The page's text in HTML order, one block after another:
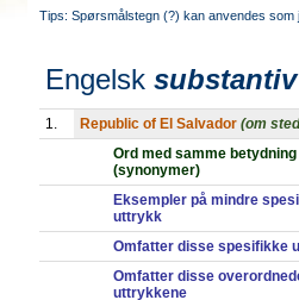
Tips: Spørsmålstegn (?) kan anvendes
Engelsk substantiv
1. Republic of El Salvador (om
Ord med samme betydning
(synonymer)
Eksempler på mindre
uttrykk
Omfatter disse spesifikke
Omfatter disse
uttrykkene